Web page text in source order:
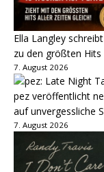
Ella Langley
zu den größten Hits
7. August 2026
pez veröffentlicht
auf unvergessliche
7. August 2026